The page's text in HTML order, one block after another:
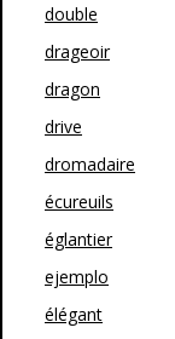
double
drageoir
dragon
drive
dromadaire
écureuils
églantier
ejemplo
élégant